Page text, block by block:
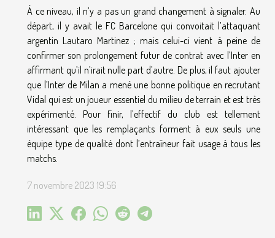
À ce niveau, il n’y a pas un grand changement à signaler. Au
départ, il y avait le FC Barcelone qui convoitait l’attaquant
argentin Lautaro Martinez ; mais celui-ci vient à peine de
confirmer son prolongement futur de contrat avec l’Inter en
affirmant qu’il n’irait nulle part d’autre. De plus, il faut ajouter
que l’Inter de Milan a mené une bonne politique en recrutant
Vidal qui est un joueur essentiel du milieu de terrain et est très
expérimenté. Pour finir, l’effectif du club est tellement
intéressant que les remplaçants forment à eux seuls une
équipe type de qualité dont l’entraîneur fait usage à tous les
matchs.
7 novembre 2023 19:56